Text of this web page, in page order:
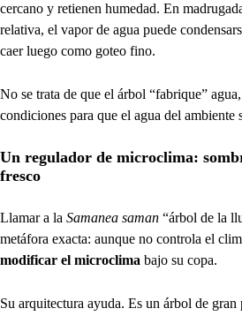
cercano y retienen humedad. En
relativa, el vapor de agua puede
caer luego como goteo fino.
No se trata de que el árbol “fabrique”
condiciones para que el agua del ambiente
Un regulador de microclima:
fresco
Llamar a la Samanea saman “árbol de la
metáfora exacta: aunque no controla el
modificar el microclima bajo su copa.
Su arquitectura ayuda. Es un árbol de gran